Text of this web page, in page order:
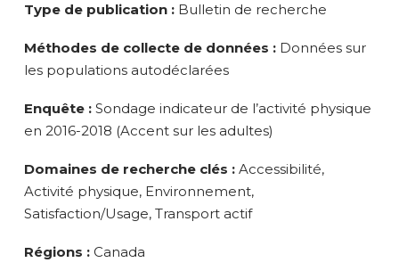
Type de publication :Bulletin de recherche
Méthodes de collecte de données :Données sur
les populations autodéclarées
Enquête :Sondage indicateur de l’activité physique
en 2016-2018 (Accent sur les adultes)
Domaines de recherche clés :Accessibilité,
Activité physique, Environnement,
Satisfaction/Usage, Transport actif
Régions :Canada